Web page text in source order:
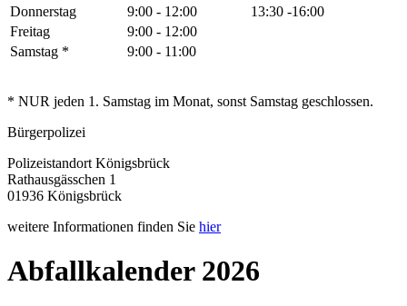
Donnerstag
9:00 - 12:00
13:30 -16:00
Freitag
9:00 - 12:00
Samstag *
9:00 - 11:00
* NUR jeden 1. Samstag im Monat, sonst Samstag geschlossen.
Bürgerpolizei
Polizeistandort Königsbrück
Rathausgässchen 1
01936 Königsbrück
weitere Informationen finden Sie hier
Abfallkalender 2026